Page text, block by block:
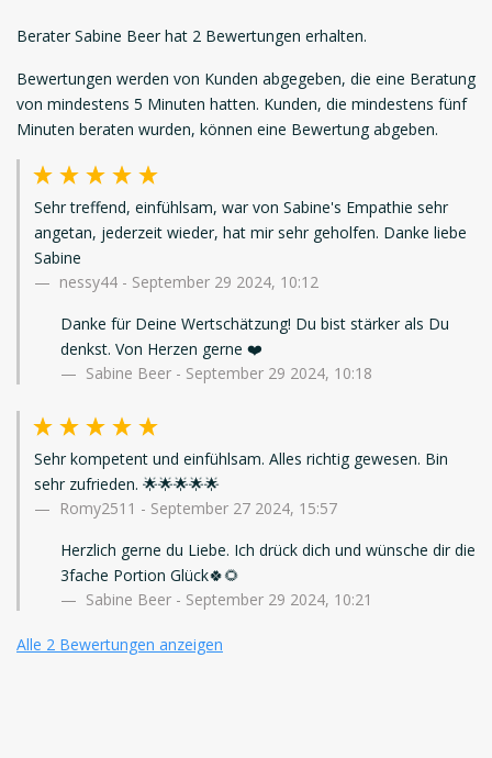
Berater Sabine Beer hat 2 Bewertungen erhalten.
Bewertungen werden von Kunden abgegeben, die eine Beratung
von mindestens 5 Minuten hatten. Kunden, die mindestens fünf
Minuten beraten wurden, können eine Bewertung abgeben.
Sehr treffend, einfühlsam, war von Sabine's Empathie sehr
angetan, jederzeit wieder, hat mir sehr geholfen. Danke liebe
Sabine
nessy44 - September 29 2024, 10:12
Danke für Deine Wertschätzung! Du bist stärker als Du
denkst. Von Herzen gerne ❤️
Sabine Beer - September 29 2024, 10:18
Sehr kompetent und einfühlsam. Alles richtig gewesen. Bin
sehr zufrieden. 🌟🌟🌟🌟🌟
Romy2511 - September 27 2024, 15:57
Herzlich gerne du Liebe. Ich drück dich und wünsche dir die
3fache Portion Glück🍀🌻
Sabine Beer - September 29 2024, 10:21
Alle 2 Bewertungen anzeigen